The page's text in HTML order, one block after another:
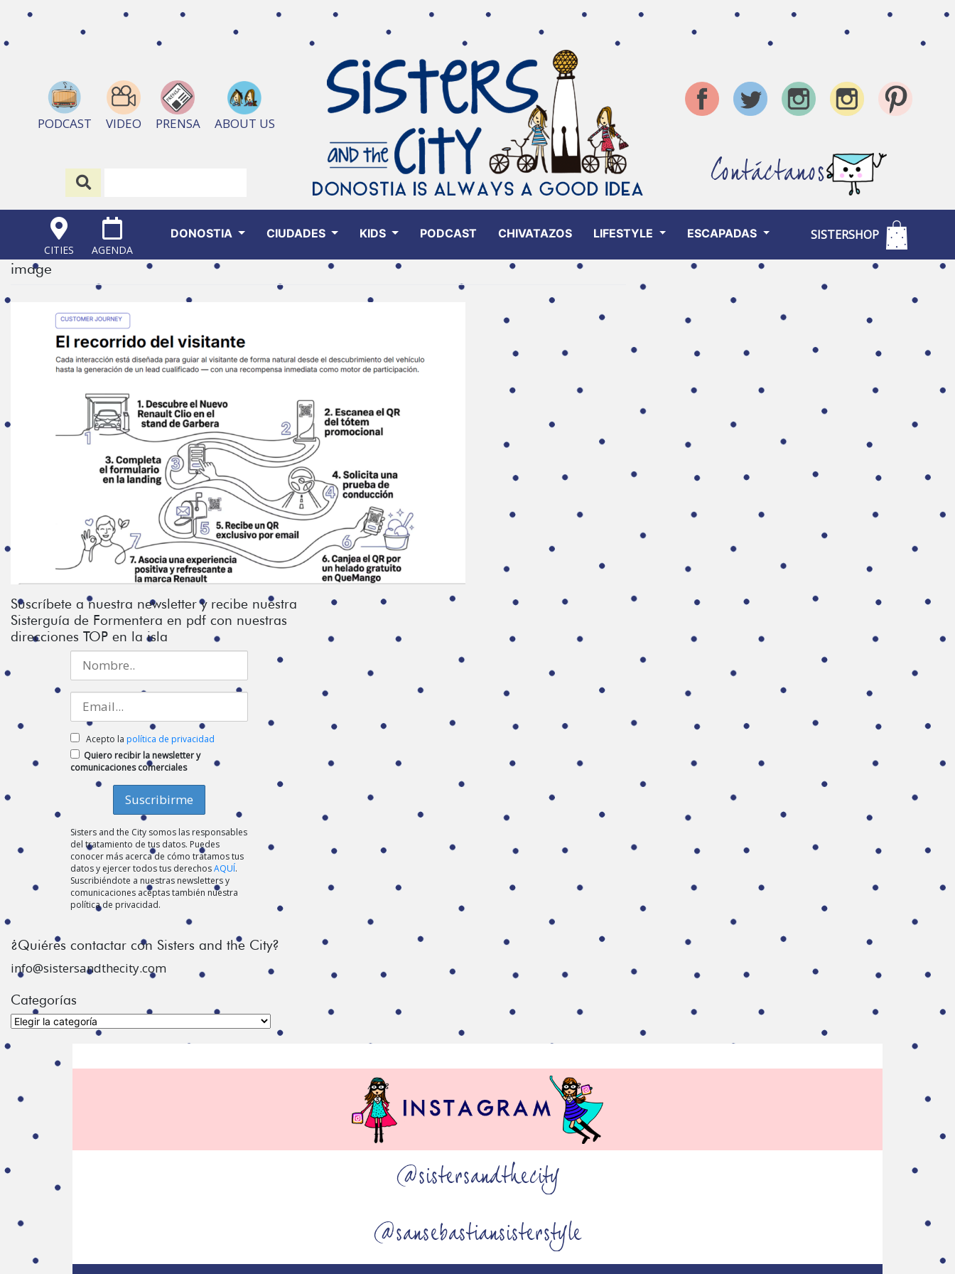
PODCAST VIDEO PRENSA ABOUT US
Contáctanos
CITIES AGENDA
DONOSTIA CIUDADES KIDS PODCAST CHIVATAZOS LIFESTYLE ESCAPADAS SISTERSHOP
image
Suscríbete a nuestra newsletter y recibe nuestra
Sisterguía de Formentera en pdf con nuestras
direcciones TOP en la isla
Acepto la política de privacidad
Quiero recibir la newsletter y
comunicaciones comerciales
Sisters and the City somos las responsables
del tratamiento de tus datos. Puedes
conocer más acerca de cómo tratamos tus
datos y ejercer todos tus derechosAQUÍ.
Suscribiéndote a nuestras newsletters y
comunicaciones aceptas también nuestra
política de privacidad.
¿Quiéres contactar con Sisters and the City?
info@sistersandthecity.com
Categorías
Categorías
@sistersandthecity
@sansebastiansisterstyle